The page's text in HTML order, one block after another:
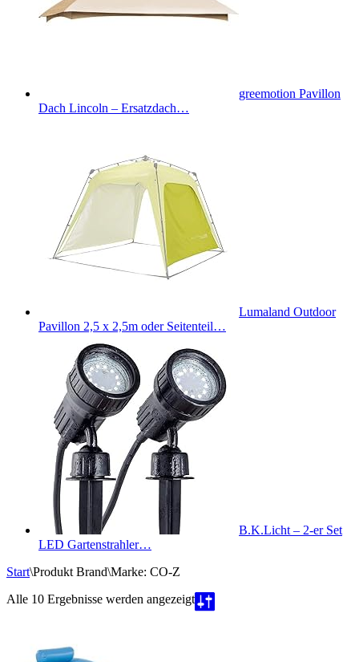
greemotion Pavillon
Dach Lincoln – Ersatzdach…
Lumaland Outdoor
Pavillon 2,5 x 2,5m oder Seitenteil…
B.K.Licht – 2-er Set
LED Gartenstrahler…
Start\Produkt Brand\Marke: CO-Z
Alle 10 Ergebnisse werden angezeigtNach
Beliebtheit